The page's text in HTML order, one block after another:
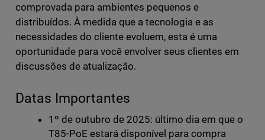
comprovada para ambientes pequenos e
distribuídos. À medida que a tecnologia e as
necessidades do cliente evoluem, esta é uma
oportunidade para você envolver seus clientes em
discussões de atualização.
Datas Importantes
1º de outubro de 2025: último dia em que o
T85-PoE estará disponível para compra